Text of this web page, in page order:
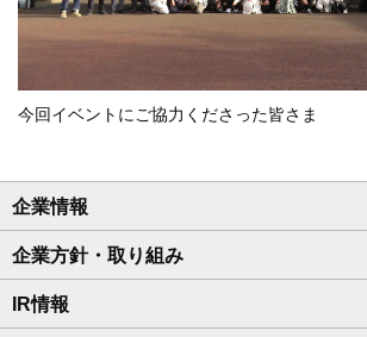
今回イベントにご協力くださった皆さま
企業情報
企業方針・取り組み
IR情報